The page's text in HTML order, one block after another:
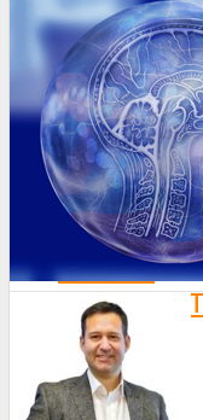
SALUD
TV
DIGITAL